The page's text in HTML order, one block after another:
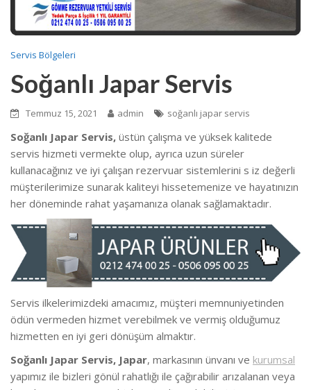
Servis Bölgeleri
Soğanlı Japar Servis
Temmuz 15, 2021 admin soğanlı japar servis
Soğanlı Japar Servis, üstün çalışma ve yüksek kalitede
servis hizmeti vermekte olup, ayrıca uzun süreler
kullanacağınız ve iyi çalışan rezervuar sistemlerini s iz değerli
müşterilerimize sunarak kaliteyi hissetemenize ve hayatınızın
her döneminde rahat yaşamanıza olanak sağlamaktadır.
Servis ilkelerimizdeki amacımız, müşteri memnuniyetinden
ödün vermeden hizmet verebilmek ve vermiş olduğumuz
hizmetten en iyi geri dönüşüm almaktır.
Soğanlı Japar Servis, Japar, markasının ünvanı ve kurumsal
yapımız ile bizleri gönül rahatlığı ile çağırabilir arızalanan veya